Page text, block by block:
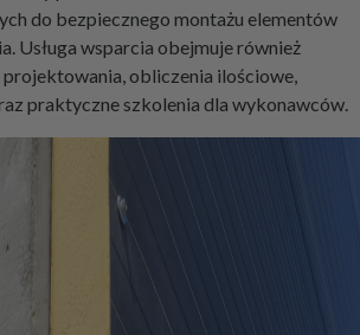
do bezpiecznego montażu elementów
Usługa wsparcia obejmuje również
projektowania, obliczenia ilościowe,
praktyczne szkolenia dla wykonawców.